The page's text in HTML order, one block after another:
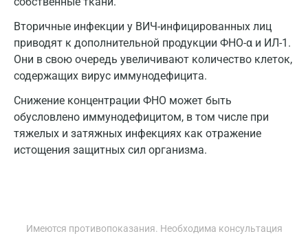
Вторичные инфекции у ВИЧ-инфицированных лиц
приводят к дополнительной продукции ФНО-α и ИЛ-1.
Они в свою очередь увеличивают количество клеток,
содержащих вирус иммунодефицита.
Снижение концентрации ФНО может быть
обусловлено иммунодефицитом, в том числе при
тяжелых и затяжных инфекциях как отражение
истощения защитных сил организма.
Иваново
Ивантеевка
Ижевск
Йошкар-Ола
Имеются противопоказания. Необходима консультация